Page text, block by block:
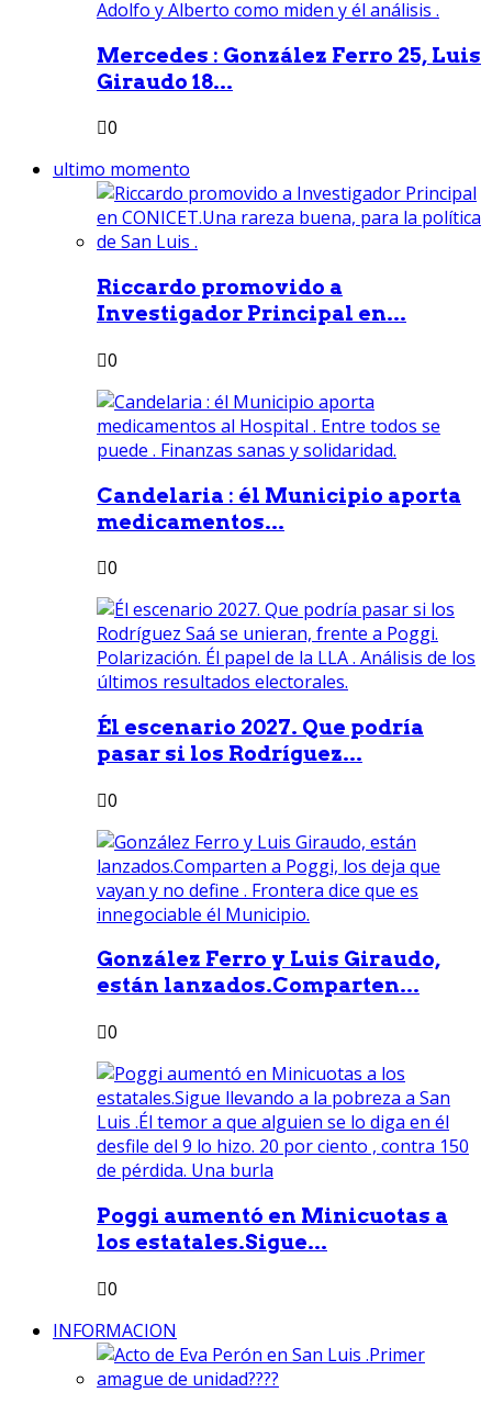
Mercedes : González Ferro 25, Luis
Giraudo 18...
0
ultimo momento
Riccardo promovido a
Investigador Principal en...
0
Candelaria : él Municipio aporta
medicamentos...
0
Él escenario 2027. Que podría
pasar si los Rodríguez...
0
González Ferro y Luis Giraudo,
están lanzados.Comparten...
0
Poggi aumentó en Minicuotas a
los estatales.Sigue...
0
INFORMACION